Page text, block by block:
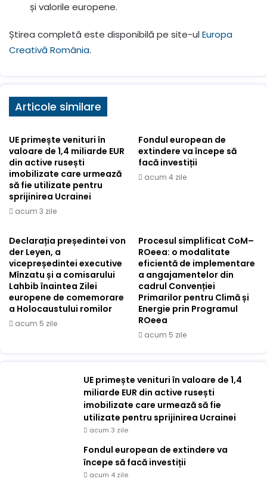
și valorile europene.
Știrea completă este disponibilă pe site-ulEuropa
Creativă România.
Articole similare
UE primește venituri în
valoare de 1,4 miliarde EUR
din active rusești
imobilizate care urmează
să fie utilizate pentru
sprijinirea Ucrainei
acum 3 zile
Fondul european de
extindere va începe să
facă investiții
acum 4 zile
Declarația președintei von
der Leyen, a
vicepreședintei executive
Mînzatu și a comisarului
Lahbib înaintea Zilei
europene de comemorare
a Holocaustului romilor
acum 5 zile
Procesul simplificat CoM–
ROeea: o modalitate
eficientă de implementare
a angajamentelor din
cadrul Convenției
Primarilor pentru Climă și
Energie prin Programul
ROeea
acum 5 zile
UE primește venituri în valoare de 1,4
miliarde EUR din active rusești
imobilizate care urmează să fie
utilizate pentru sprijinirea Ucrainei
acum 3 zile
Fondul european de extindere va
începe să facă investiții
acum 4 zile